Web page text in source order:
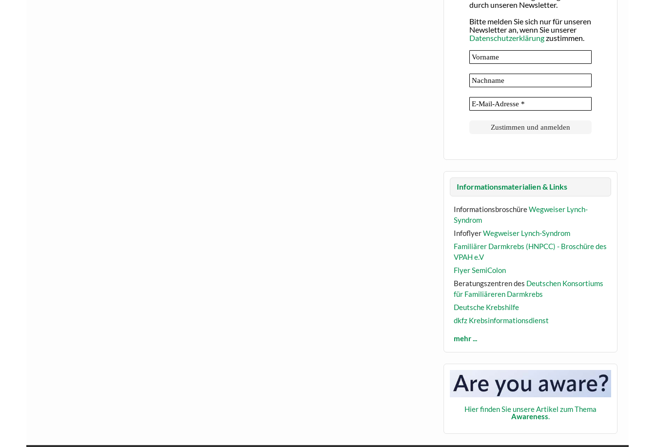
durch unseren Newsletter.
Bitte melden Sie sich nur für unseren
Newsletter an, wenn Sie unserer
Datenschutzerklärungzustimmen.
Informationsmaterialien & Links
InformationsbroschüreWegweiser Lynch-
Syndrom
InfoflyerWegweiser Lynch-Syndrom
Familiärer Darmkrebs (HNPCC) - Broschüre des
VPAH e.V
Flyer SemiColon
Beratungszentren des Deutschen Konsortiums
für Familiäreren Darmkrebs
Deutsche Krebshilfe
dkfz Krebsinformationsdienst
mehr ...
Hier finden Sie unsere Artikel zum Thema
Awareness.